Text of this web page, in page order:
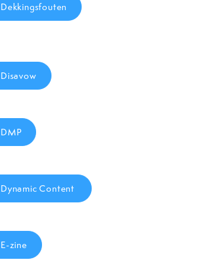
Dekkingsfouten
Disavow
DMP
Dynamic Content
E-zine